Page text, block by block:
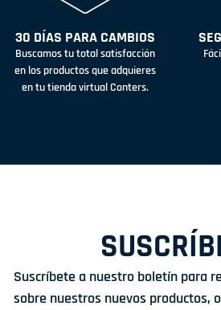
30 DÍAS PARA CAMBIOS
Buscamos tu total satisfacción
en los productos que adquieres
en tu tienda virtual Conters.
Suscríbete a nuestro boletín para
sobre nuestros nuevos productos,